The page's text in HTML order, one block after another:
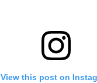
View this post on